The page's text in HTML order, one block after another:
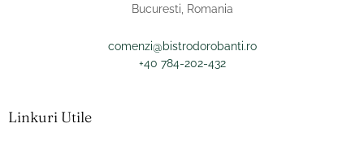
Bucuresti, Romania
comenzi@bistrodorobanti.ro
+40 784-202-432
Linkuri Utile